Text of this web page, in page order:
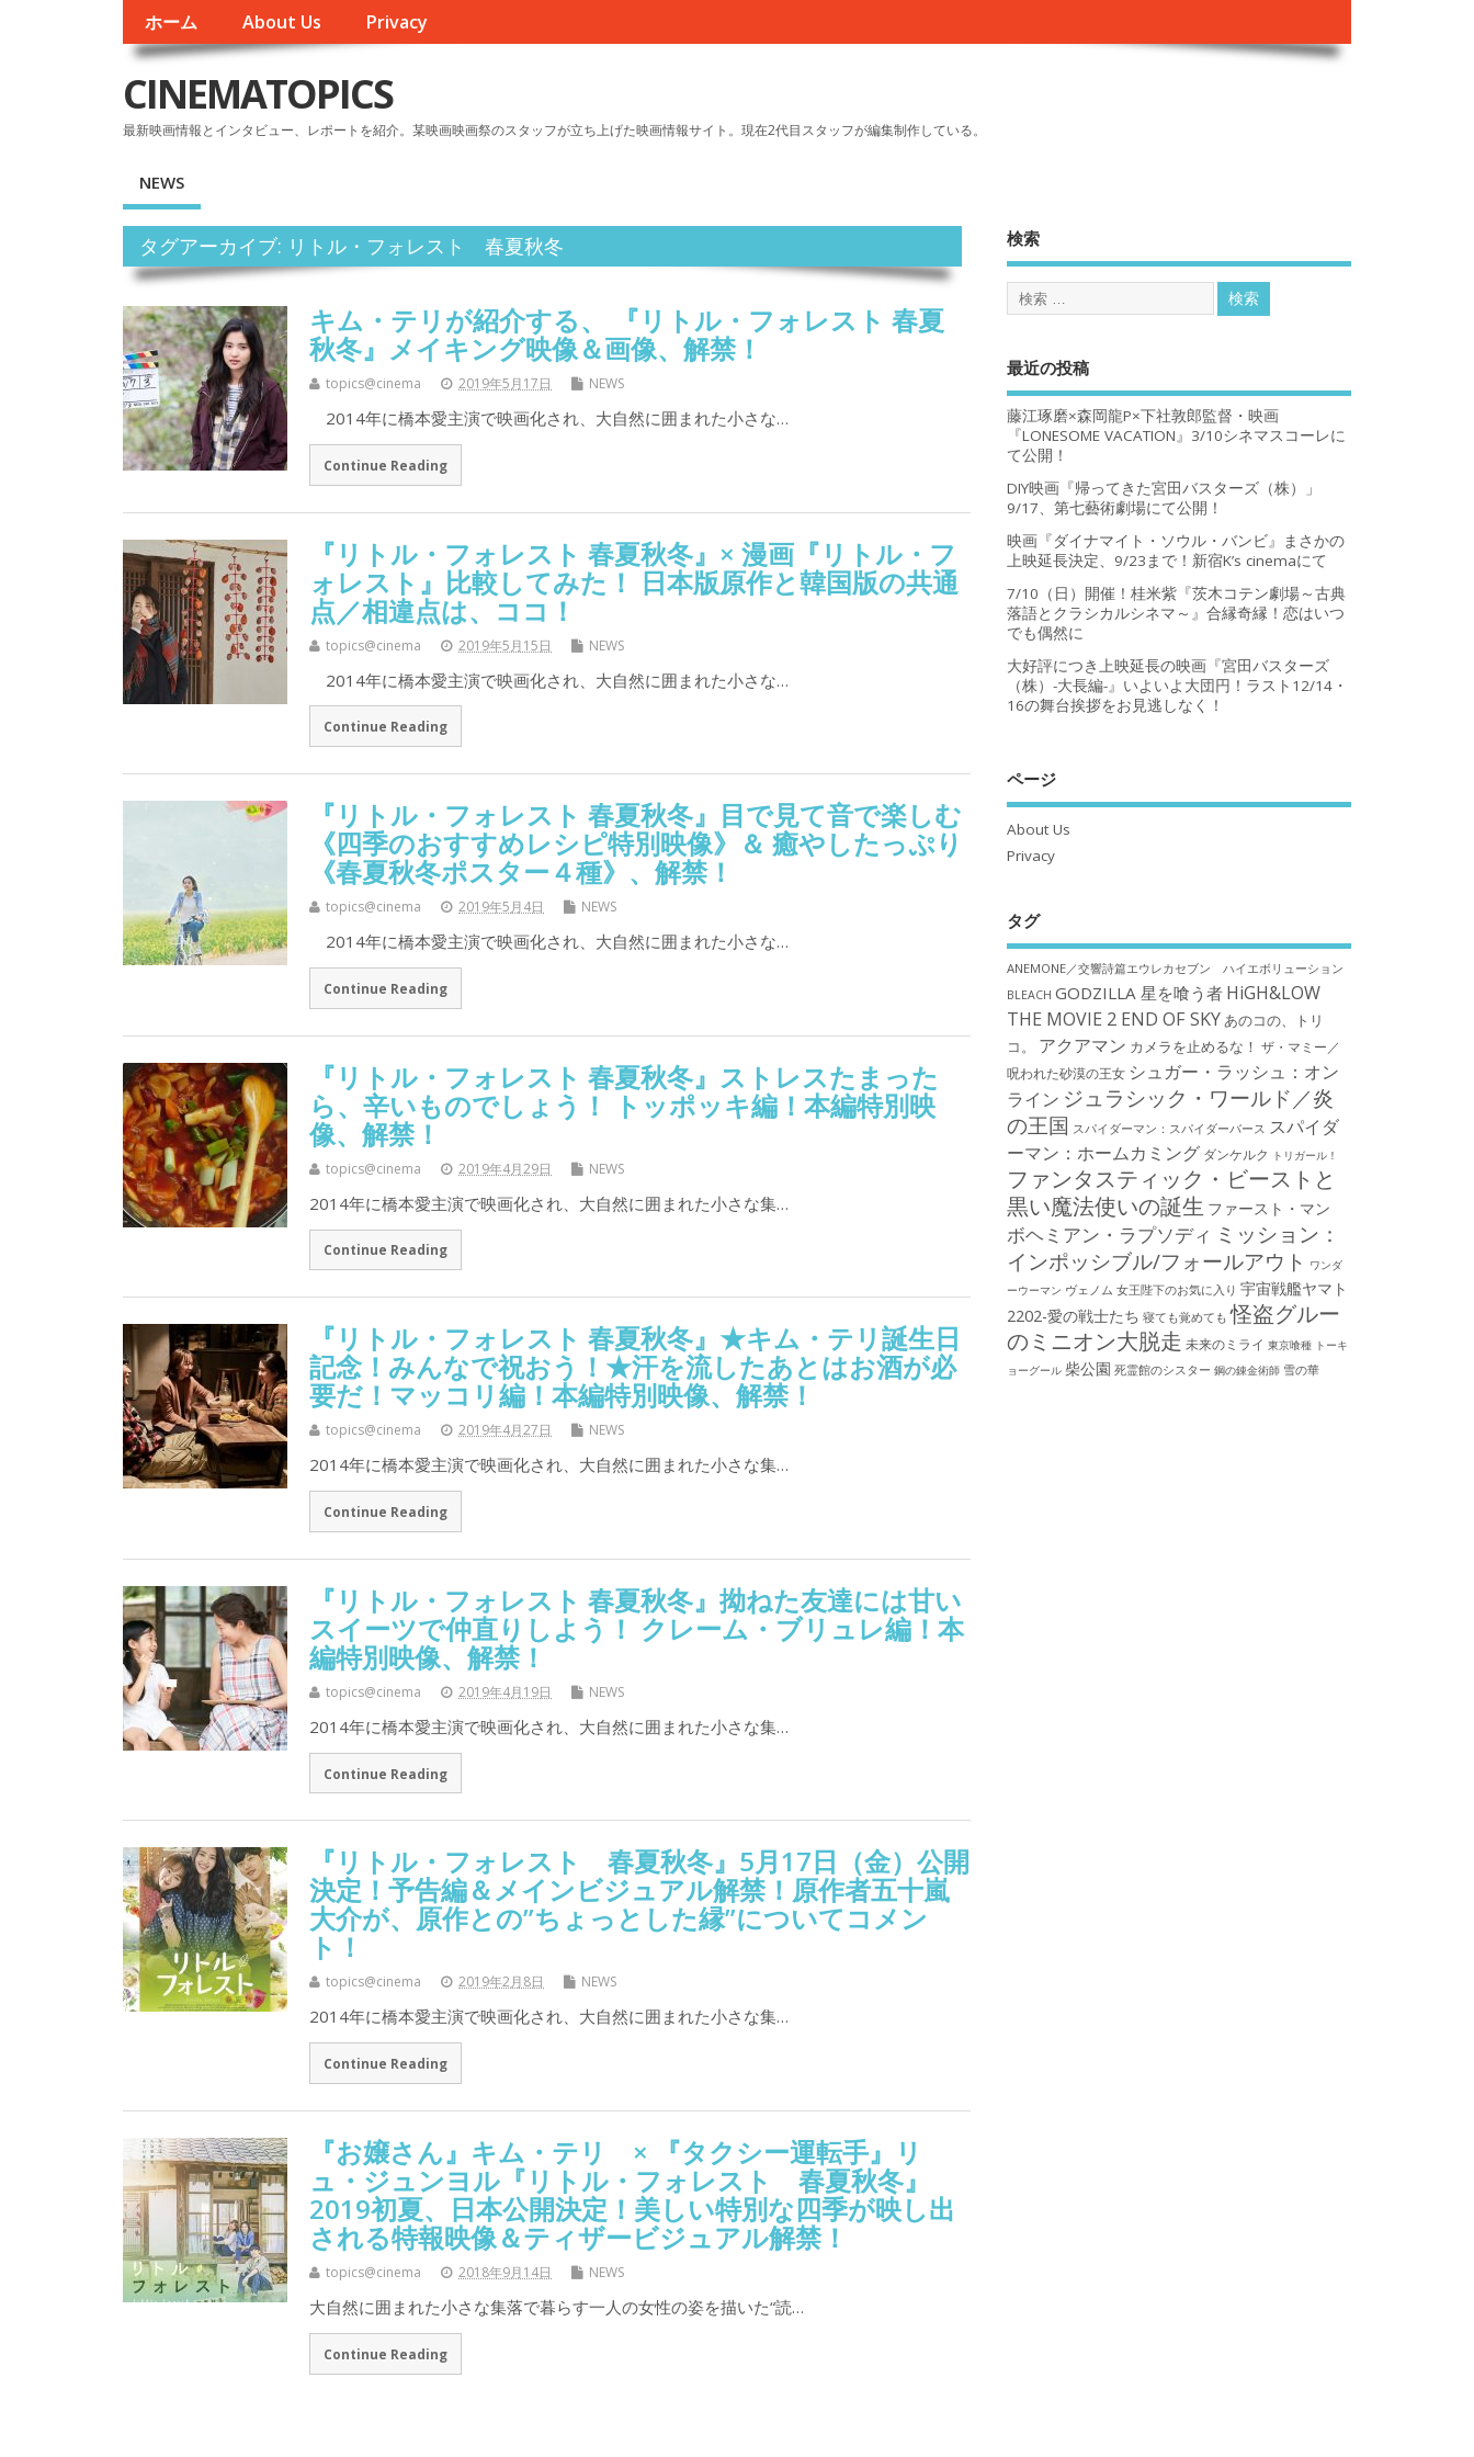
ホーム About Us Privacy
CINEMATOPICS
最新映画情報とインタビュー、レポートを紹介。某映画映画祭のスタッフが立ち上げた映画情報サイト。現在2代目スタッフが編集制作している。
NEWS
タグアーカイブ: リトル・フォレスト 春夏秋冬
キム・テリが紹介する、 『リトル・フォレスト 春夏
秋冬』メイキング映像＆画像、解禁！
topics@cinema 2019年5月17日 NEWS
2014年に橋本愛主演で映画化され、大自然に囲まれた小さな…
Continue Reading
『リトル・フォレスト 春夏秋冬』× 漫画『リトル・フ
ォレスト』比較してみた！ 日本版原作と韓国版の共通
点／相違点は、ココ！
topics@cinema 2019年5月15日 NEWS
2014年に橋本愛主演で映画化され、大自然に囲まれた小さな…
Continue Reading
『リトル・フォレスト 春夏秋冬』目で見て音で楽しむ
《四季のおすすめレシピ特別映像》＆ 癒やしたっぷり
《春夏秋冬ポスター４種》、解禁！
topics@cinema 2019年5月4日 NEWS
2014年に橋本愛主演で映画化され、大自然に囲まれた小さな…
Continue Reading
『リトル・フォレスト 春夏秋冬』ストレスたまった
ら、辛いものでしょう！ トッポッキ編！本編特別映
像、解禁！
topics@cinema 2019年4月29日 NEWS
2014年に橋本愛主演で映画化され、大自然に囲まれた小さな集…
Continue Reading
『リトル・フォレスト 春夏秋冬』★キム・テリ誕生日
記念！みんなで祝おう！★汗を流したあとはお酒が必
要だ！マッコリ編！本編特別映像、解禁！
topics@cinema 2019年4月27日 NEWS
2014年に橋本愛主演で映画化され、大自然に囲まれた小さな集…
Continue Reading
『リトル・フォレスト 春夏秋冬』拗ねた友達には甘い
スイーツで仲直りしよう！ クレーム・ブリュレ編！本
編特別映像、解禁！
topics@cinema 2019年4月19日 NEWS
2014年に橋本愛主演で映画化され、大自然に囲まれた小さな集…
Continue Reading
『リトル・フォレスト 春夏秋冬』5月17日（金）公開
決定！予告編＆メインビジュアル解禁！原作者五十嵐
大介が、原作との”ちょっとした縁”についてコメン
ト！
topics@cinema 2019年2月8日 NEWS
2014年に橋本愛主演で映画化され、大自然に囲まれた小さな集…
Continue Reading
『お嬢さん』キム・テリ × 『タクシー運転手』リ
ュ・ジュンヨル『リトル・フォレスト 春夏秋冬』
2019初夏、日本公開決定！美しい特別な四季が映し出
される特報映像＆ティザービジュアル解禁！
topics@cinema 2018年9月14日 NEWS
大自然に囲まれた小さな集落で暮らす一人の女性の姿を描いた“読…
Continue Reading
検索
最近の投稿
藤江琢磨×森岡龍P×下社敦郎監督・映画
『LONESOME VACATION』3/10シネマスコーレに
て公開！
DIY映画『帰ってきた宮田バスターズ（株）」
9/17、第七藝術劇場にて公開！
映画『ダイナマイト・ソウル・バンビ』まさかの
上映延長決定、9/23まで！新宿K’s cinemaにて
7/10（日）開催！桂米紫『茨木コテン劇場～古典
落語とクラシカルシネマ～』合縁奇縁！恋はいつ
でも偶然に
大好評につき上映延長の映画『宮田バスターズ
（株）-大長編-』いよいよ大団円！ラスト12/14・
16の舞台挨拶をお見逃しなく！
ページ
About Us
Privacy
タグ
ANEMONE／交響詩篇エウレカセブン ハイエボリューション
BLEACH GODZILLA 星を喰う者 HiGH&LOW
THE MOVIE 2 END OF SKY あのコの、トリ
コ。
アクアマン カメラを止めるな！ ザ・マミー／
呪われた砂漠の王女 シュガー・ラッシュ：オン
ライン ジュラシック・ワールド／炎
の王国 スパイダーマン：スパイダーバース スパイダ
ーマン：ホームカミング ダンケルク トリガール！
ファンタスティック・ビーストと
黒い魔法使いの誕生 ファースト・マン
ボヘミアン・ラプソディ ミッション：
インポッシブル/フォールアウト ワンダ
ーウーマン ヴェノム 女王陛下のお気に入り 宇宙戦艦ヤマト
2202-愛の戦士たち 寝ても覚めても 怪盗グルー
のミニオン大脱走 未来のミライ 東京喰種 トーキ
ョーグール 柴公園 死霊館のシスター 鋼の錬金術師 雪の華